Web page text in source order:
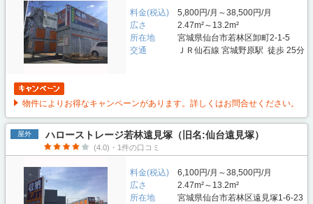
料金(税込)
5,800円/月～38,500円/月
広さ
2.47m²～13.2m²
所在地
宮城県仙台市若林区卸町2-1-5
交通
ＪＲ仙石線 宮城野原駅 徒歩 25分
物件によりお得なキャンペーンがあります。詳しくはお問合せください。
屋外 ハローストレージ若林遠見塚（旧名:仙台遠見塚）
(4.0)・1件の口コミ
料金(税込)
6,100円/月～38,500円/月
広さ
2.47m²～13.2m²
所在地
宮城県仙台市若林区遠見塚1-6-23